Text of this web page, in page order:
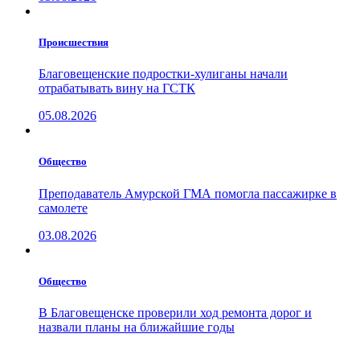
Проиcшествия
Благовещенские подростки-хулиганы начали
отрабатывать вину на ГСТК
05.08.2026
Общество
Преподаватель Амурской ГМА помогла пассажирке в
самолете
03.08.2026
Общество
В Благовещенске проверили ход ремонта дорог и
назвали планы на ближайшие годы